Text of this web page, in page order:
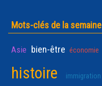
Mots-clés de la semaine
Asie bien-être économie
histoire immigration